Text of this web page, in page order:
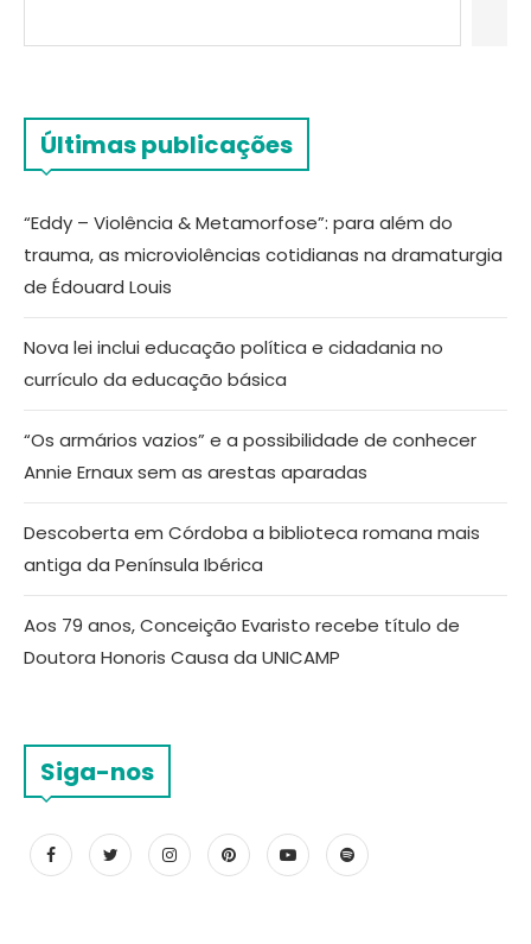
Últimas publicações
“Eddy – Violência & Metamorfose”: para além do
trauma, as microviolências cotidianas na dramaturgia
de Édouard Louis
Nova lei inclui educação política e cidadania no
currículo da educação básica
“Os armários vazios” e a possibilidade de conhecer
Annie Ernaux sem as arestas aparadas
Descoberta em Córdoba a biblioteca romana mais
antiga da Península Ibérica
Aos 79 anos, Conceição Evaristo recebe título de
Doutora Honoris Causa da UNICAMP
Siga-nos